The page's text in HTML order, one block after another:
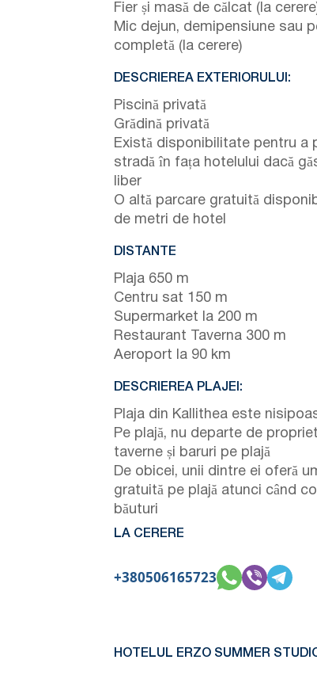
Fier și masă de călcat (la
Mic dejun, demipensiune sau
completă (la cerere)
DESCRIEREA EXTERIORULUI:
Piscină privată
Grădină privată
Există disponibilitate pentru a
stradă în fața hotelului dacă
liber
O altă parcare gratuită
de metri de hotel
DISTANTE
Plaja 650 m
Centru sat 150 m
Supermarket la 200 m
Restaurant Taverna 300 m
Aeroport la 90 km
DESCRIEREA PLAJEI:
Plaja din Kallithea este
Pe plajă, nu departe de
taverne și baruri pe plajă
De obicei, unii dintre ei oferă
gratuită pe plajă atunci când
băuturi
LA CERERE
+380506165723
HOTELUL ERZO SUMMER